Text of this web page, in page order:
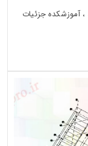
آموزشکده جزئیات